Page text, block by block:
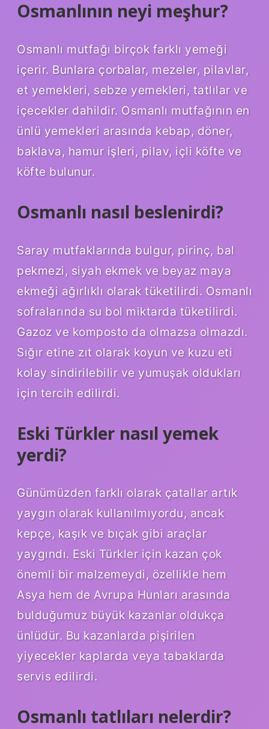
Osmanlının neyi meşhur?
Osmanlı mutfağı birçok farklı yemeği
içerir. Bunlara çorbalar, mezeler, pilavlar,
et yemekleri, sebze yemekleri, tatlılar ve
içecekler dahildir. Osmanlı mutfağının en
ünlü yemekleri arasında kebap, döner,
baklava, hamur işleri, pilav, içli köfte ve
köfte bulunur.
Osmanlı nasıl beslenirdi?
Saray mutfaklarında bulgur, pirinç, bal
pekmezi, siyah ekmek ve beyaz maya
ekmeği ağırlıklı olarak tüketilirdi. Osmanlı
sofralarında su bol miktarda tüketilirdi.
Gazoz ve komposto da olmazsa olmazdı.
Sığır etine zıt olarak koyun ve kuzu eti
kolay sindirilebilir ve yumuşak oldukları
için tercih edilirdi.
Eski Türkler nasıl yemek
yerdi?
Günümüzden farklı olarak çatallar artık
yaygın olarak kullanılmıyordu, ancak
kepçe, kaşık ve bıçak gibi araçlar
yaygındı. Eski Türkler için kazan çok
önemli bir malzemeydi, özellikle hem
Asya hem de Avrupa Hunları arasında
bulduğumuz büyük kazanlar oldukça
ünlüdür. Bu kazanlarda pişirilen
yiyecekler kaplarda veya tabaklarda
servis edilirdi.
Osmanlı tatlıları nelerdir?